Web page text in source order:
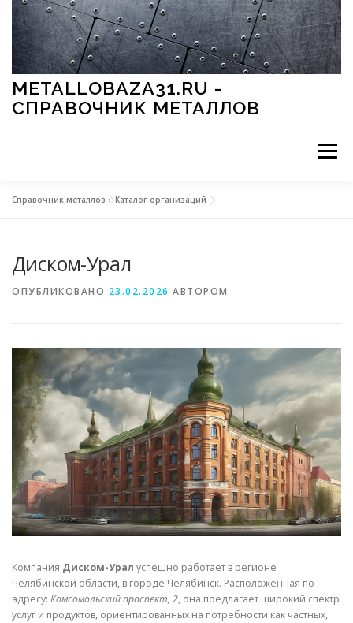
Перейти к содержимому
METALLOBAZA31.RU -
СПРАВОЧНИК МЕТАЛЛОВ
Меню
МЕТАЛЛЫ И ОКРУЖАЮЩАЯ СРЕДА
СВОЙСТВА МЕТАЛЛОВ СОРТА МЕТАЛЛОВ
СТАТЬИ
Справочник металлов »Каталог организаций
Диском-Урал
ОПУБЛИКОВАНО 23.02.2026 АВТОРОМ
Компания Диском-Урал успешно работает в регионе
Челябинской области, в городе Челябинск. Расположенная по
адресу: Комсомольский проспект, 2, она предлагает широкий спектр
услуг и продуктов, ориентированных на потребности как частных,